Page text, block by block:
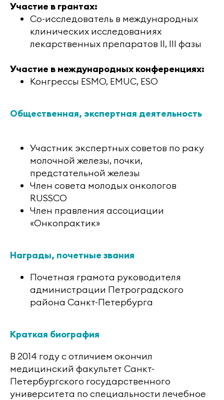
Участие в грантах:
Со-исследователь в международных
клинических исследованиях
лекарственных препаратов II, III фазы
Участие в международных конференциях:
Конгрессы ESMO, EMUC, ESO
Общественная, экспертная деятельность
Участник экспертных советов по раку
молочной железы, почки,
предстательной железы
Член совета молодых онкологов
RUSSCO
Член правления ассоциации
«Онкопрактик»
Награды, почетные звания
Почетная грамота руководителя
администрации Петроградского
района Санкт-Петербурга
Краткая биография
В 2014 году с отличием окончил
медицинский факультет Санкт-
Петербургского государственного
университета по специальности лечебное